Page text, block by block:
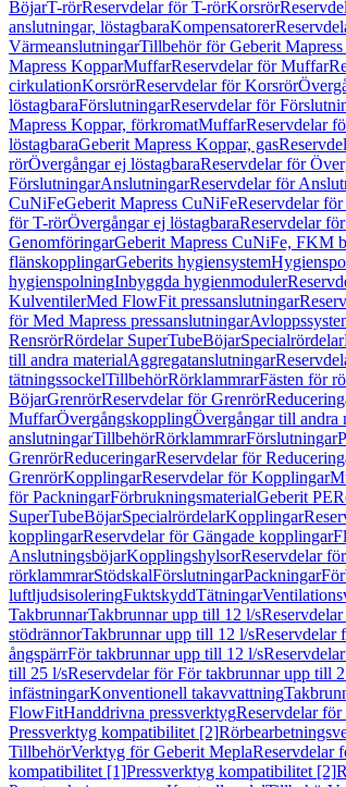
BöjarT-rörReservdelar för T-rörKorsrör
anslutningar, löstagbaraKompensatorer
VärmeanslutningarTillbehör för Geberit
Mapress KopparMuffarReservdelar för Muffar
cirkulationKorsrörReservdelar för Korsrör
löstagbaraFörslutningarReservdelar för
Mapress Koppar, förkromatMuffarReservdelar
löstagbaraGeberit Mapress Koppar, gas
rörÖvergångar ej löstagbaraReservdelar för
FörslutningarAnslutningarReservdelar för
CuNiFeGeberit Mapress CuNiFeReservdelar
för T-rörÖvergångar ej löstagbaraReservdelar
GenomföringarGeberit Mapress CuNiFe, FKM
flänskopplingarGeberits hygiensystem
hygienspolningInbyggda hygienmoduler
KulventilerMed FlowFit pressanslutningar
för Med Mapress pressanslutningar
RensrörRördelar SuperTubeBöjarSpecialrördelar
till andra materialAggregatanslutningar
tätningssockelTillbehörRörklammrarFästen för
BöjarGrenrörReservdelar för Grenrör
MuffarÖvergångskopplingÖvergångar till andra
anslutningarTillbehörRörklammrarFörslutningar
GrenrörReduceringarReservdelar för
GrenrörKopplingarReservdelar för Kopplingar
för PackningarFörbrukningsmaterialGeberit PE
SuperTubeBöjarSpecialrördelarKopplingar
kopplingarReservdelar för Gängade kopplingar
AnslutningsböjarKopplingshylsorReservdelar
rörklammrarStödskalFörslutningarPackningar
luftljudsisoleringFuktskyddTätningar
TakbrunnarTakbrunnar upp till 12 l/s
stödrännorTakbrunnar upp till 12 l/sReservdelar
ångspärrFör takbrunnar upp till 12 l/s
till 25 l/sReservdelar för För takbrunnar upp till
infästningarKonventionell takavvattning
FlowFitHanddrivna pressverktygReservdelar
Pressverktyg kompatibilitet [2]
TillbehörVerktyg för Geberit MeplaReservdelar
kompatibilitet [1]Pressverktyg kompatibilitet [2]